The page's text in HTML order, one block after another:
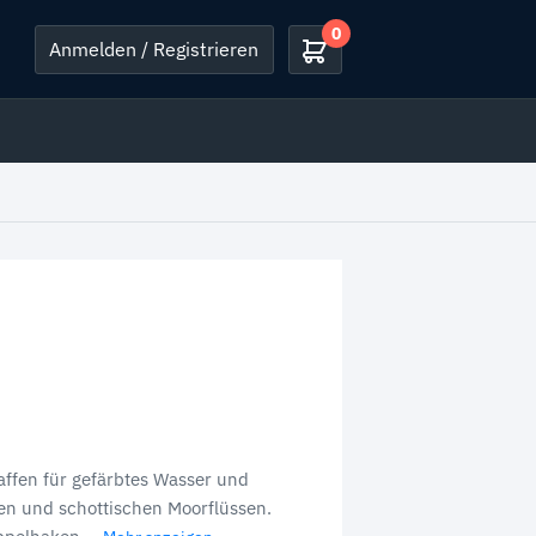
Anmelden / Registrieren
0
für gefärbtes Wasser und
und schottischen Moorflüssen.